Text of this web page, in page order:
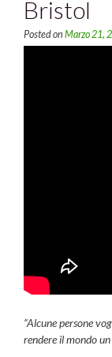
Bristol
Posted on Marzo 21,
“Alcune persone
rendere il mondo